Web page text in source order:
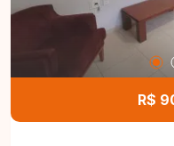
bem localizado no
uma visita e venha
desta casa.
R$